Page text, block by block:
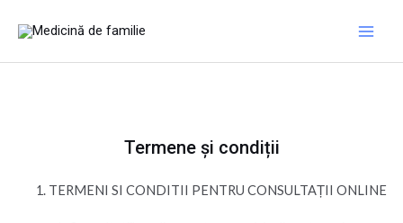
content
Termene și condiții
TERMENI SI CONDITII PENTRU CONSULTAȚII ONLINE